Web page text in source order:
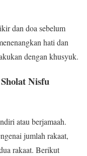
dan doa sebelum
hati dan
dengan khusyuk.
Nisfu
atau berjamaah.
jumlah rakaat,
rakaat. Berikut